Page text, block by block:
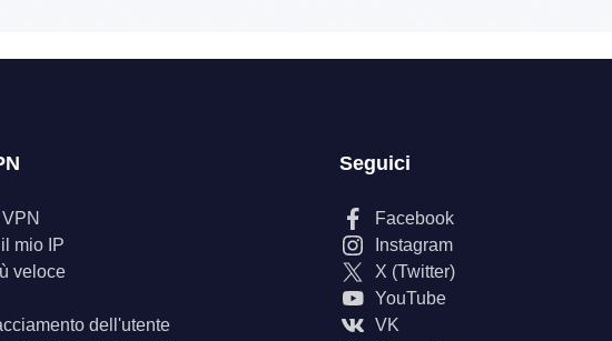
mio IP
veloce
dell'utente
Seguici
Facebook
Instagram
X (Twitter)
YouTube
VK